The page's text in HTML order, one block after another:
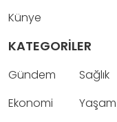
Künye
KATEGORİLER
Gündem
Ekonomi
Sağlık
Yaşam